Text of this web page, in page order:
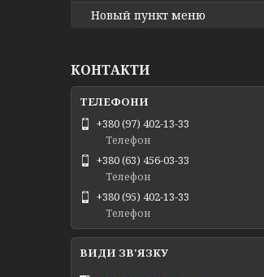
Новый пункт меню
КОНТАКТИ
+380 (97) 402-13-33
Телефон
+380 (63) 456-03-33
Телефон
+380 (95) 402-13-33
Телефон